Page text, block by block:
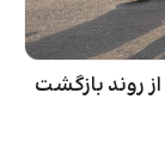
روند بازگشت